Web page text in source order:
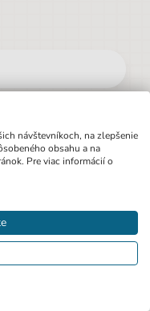
súhlas s
návštevníkoch, na zlepšenie
obsahu a na
Pre viac informácií o